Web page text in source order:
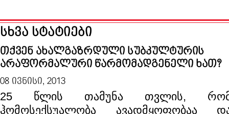
სხვა სტატიები
თქვენ ახალგაზრდული სუბკულტურის
არაფორმალური წარმომადგენელი ხათ?
08 ივნისი, 2013
25 წლის თამუნა თვლის,
ჰომოსექსუალობა ავადმყოფობაა